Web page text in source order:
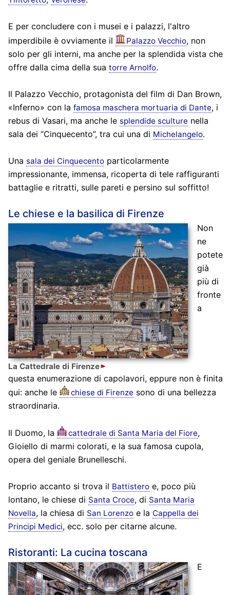
E per concludere con i musei e i palazzi, l'altro
imperdibile è ovviamente il
Palazzo Vecchio, non
solo per gli interni, ma anche per la splendida vista che
offre dalla cima della sua torre Arnolfo.
Il Palazzo Vecchio, protagonista del film di Dan Brown,
«Inferno» con la famosa maschera mortuaria di Dante, i
rebus di Vasari, ma anche le splendide sculture nella
sala dei “Cinquecento”, tra cui una di Michelangelo.
Una sala dei Cinquecentoparticolarmente
impressionante, immensa, ricoperta di tele raffiguranti
battaglie e ritratti, sulle pareti e persino sul soffitto!
Le chiese e la basilica di Firenze
La Cattedrale di Firenze
Non
ne
potete
già
più di
fronte
a
questa enumerazione di capolavori, eppure non è finita
qui: anche le
chiese di Firenze sono di una bellezza
straordinaria.
Il Duomo, la cattedrale di Santa Maria del Fiore,
Gioiello di marmi colorati, e la sua famosa cupola,
opera del geniale Brunelleschi.
Proprio accanto si trova il Battisteroe, poco più
lontano, le chiese di Santa Croce, di Santa Maria
Novella, la chiesa di San Lorenzoe la Cappella dei
Principi Medici, ecc. solo per citarne alcune.
Ristoranti: La cucina toscana
E